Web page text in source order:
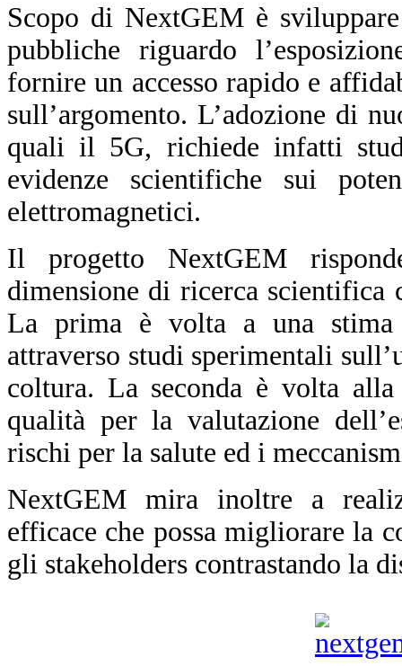
Scopo di NextGEM è
pubbliche riguardo
fornire un accesso rapido e
sull’argomento. L’adozione di
quali il 5G, richiede infatti
evidenze scientifiche sui
elettromagnetici.
Il progetto NextGEM
dimensione di ricerca scientifica
La prima è volta a una stima
attraverso studi sperimentali
coltura. La seconda è volta
qualità per la valutazione
rischi per la salute ed i
NextGEM mira inoltre a
efficace che possa migliorare la
gli stakeholders contrastando la